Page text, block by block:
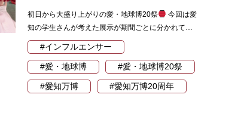
初日から大盛り上がりの愛・地球博20祭
今回は愛
知の学生さんが考えた展示が期間ごとに分かれて…
#インフルエンサー
#愛・地球博 #愛・地球博20祭
#愛知万博 #愛知万博20周年